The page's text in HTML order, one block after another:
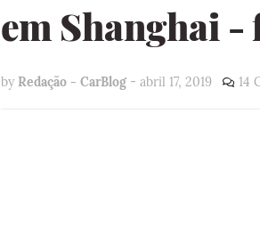
em Shanghai -
by Redação - CarBlog - abril 17, 2019 14